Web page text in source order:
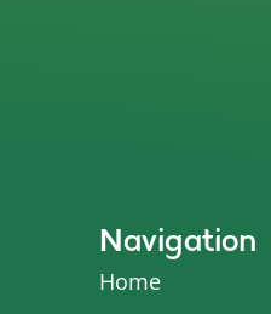
Navigation
Home